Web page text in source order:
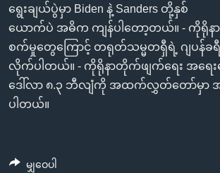
ရန်
ရှာဖွေ
ရန်
နေရာ
သို့
ကျော်
ဘာသာစကားများ
ရွေးချယ်ပွဲမှာ Biden နဲ့ Sanders တို့နှစ်
ယောက်ပဲ အဓိက ကျန်ပါတော့တယ်။ - ကိုရိုနာ
စက်မှုတွေကြောင့် တရုတ်သမ္မတရှီရဲ့ ဂျပန်ခ
လိုက်ပါတယ်။ - ကိုရိုနာတိုက်ဖျက်ရေး အရေ
ဒေါ်လာ ၈.၃ ဘီလျံကို အထက်လွှတ်တော်မှာ
ပါတယ်။
မျှဝေပါ